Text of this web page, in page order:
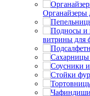
Органайзеры
витрины для